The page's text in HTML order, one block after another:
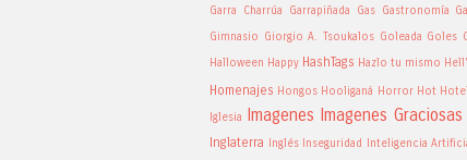
Garra Charrúa
Garrapiñada Gas Gastronomía
Gimnasio Giorgio A. Tsoukalos Goleada Goles
Halloween Happy HashTags Hazlo tu mismo
Homenajes Hongos Hooliganá Horror Hot Hotel
Iglesia
Imagenes Imagenes Graciosas
Inglaterra Inglés Inseguridad Inteligencia